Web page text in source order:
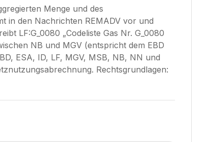
Menge und des
in den Nachrichten REMADV vor und
LF:G_0080 „Codeliste Gas Nr. G_0080
NB und MGV (entspricht dem EBD
ESA, ID, LF, MGV, MSB, NB, NN und
Rechtsgrundlagen: